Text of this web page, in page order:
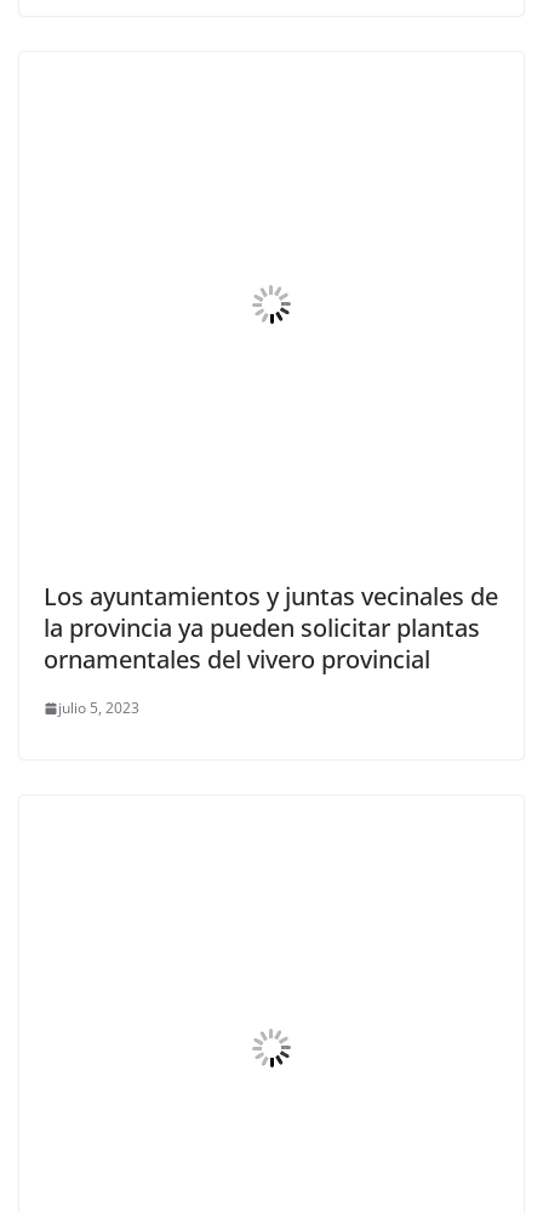
Los ayuntamientos y juntas vecinales de
la provincia ya pueden solicitar plantas
ornamentales del vivero provincial
julio 5, 2023